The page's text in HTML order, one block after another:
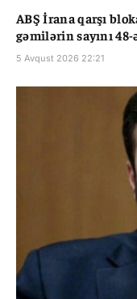
ABŞ İrana qarşı
gəmilərin sayını 48-
5 Avqust 2026 22:21